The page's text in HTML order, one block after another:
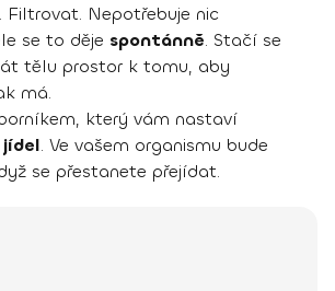
Filtrovat. Nepotřebuje nic
se to děje spontánně. Stačí se
tělu prostor k tomu, aby
má.
který vám nastaví
. Ve vašem organismu bude
se přestanete přejídat.